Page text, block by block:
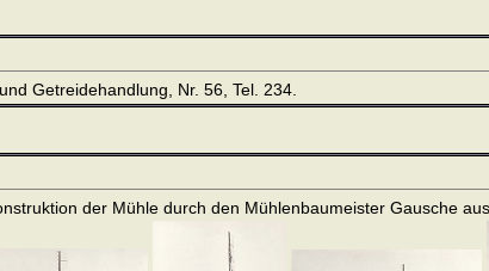
Getreidehandlung, Nr. 56, Tel. 234.
der Mühle durch den Mühlenbaumeister Gausche aus